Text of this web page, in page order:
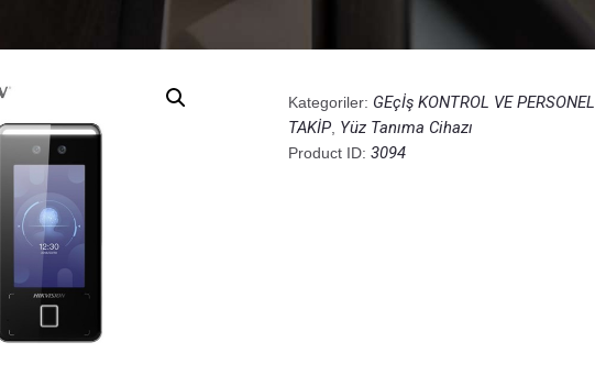
REFERANSLARI
İLETIŞIM
Kategoriler: GEçİş KONTROL VE PERSONEL
TAKİP, Yüz Tanıma Cihazı
Product ID: 3094